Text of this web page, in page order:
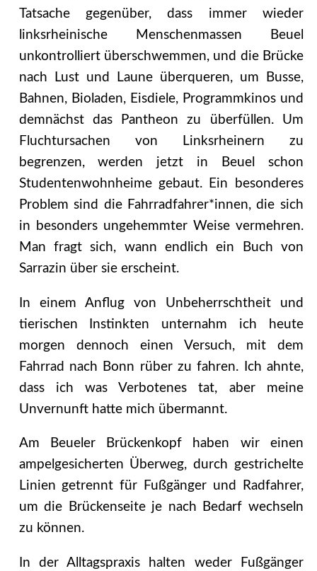
Tatsache gegenüber, dass immer wieder
linksrheinische Menschenmassen Beuel
unkontrolliert überschwemmen, und die Brücke
nach Lust und Laune überqueren, um Busse,
Bahnen, Bioladen, Eisdiele, Programmkinos und
demnächst das Pantheon zu überfüllen. Um
Fluchtursachen von Linksrheinern zu
begrenzen, werden jetzt in Beuel schon
Studentenwohnheime gebaut. Ein besonderes
Problem sind die Fahrradfahrer*innen, die sich
in besonders ungehemmter Weise vermehren.
Man fragt sich, wann endlich ein Buch von
Sarrazin über sie erscheint.
In einem Anflug von Unbeherrschtheit und
tierischen Instinkten unternahm ich heute
morgen dennoch einen Versuch, mit dem
Fahrrad nach Bonn rüber zu fahren. Ich ahnte,
dass ich was Verbotenes tat, aber meine
Unvernunft hatte mich übermannt.
Am Beueler Brückenkopf haben wir einen
ampelgesicherten Überweg, durch gestrichelte
Linien getrennt für Fußgänger und Radfahrer,
um die Brückenseite je nach Bedarf wechseln
zu können.
In der Alltagspraxis halten weder Fußgänger